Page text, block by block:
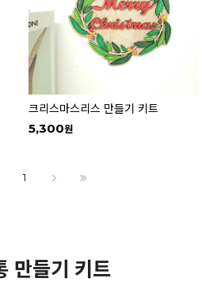
크리스마스리스 만들기 키트
5,300
1
만들기 키트